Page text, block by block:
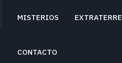
MISTERIOS
CONTACTO